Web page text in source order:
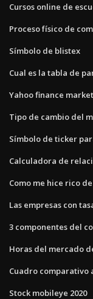
Cursos online de
Proceso físico de
Símbolo de blistex
Cual es la tabla de
Yahoo finance
Tipo de cambio del
Símbolo de ticker
Calculadora de
Como me hice rico
Las empresas con
3 componentes del
Horas del mercado
Cuadro comparativo
Stock mobileye 2020